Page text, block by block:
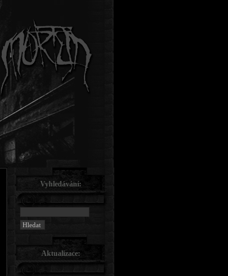
Vyhledávání:
Aktualizace: